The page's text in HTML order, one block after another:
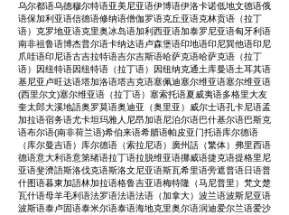
乌尔都语乌德穆尔特语亚美尼亚语伊博语伊洛卡诺低地文德语俄
语保加利亚语信德语修纳语僧伽罗语克丘亚语克林贡语（拉丁
语）克罗地亚语克里奥冰岛语加利西亚语加泰罗尼亚语匈牙利语
南非祖鲁语博杰普尔语卡纳达语卢森堡语印地语印尼巽他语印尼
爪哇语印尼语古吉拉特语吉尔吉斯语哈萨克语哈萨克语（拉丁
语）因纽特语因纽特语（拉丁语）因纽纳克通土库曼语土耳其语
基尼亚卢旺达语塔加洛语塔吉克语塞佩迪塞尔维亚语塞尔维亚语
(西里尔文)塞尔维亚语（拉丁语）塞索托语夏威夷语多格里大友
奎太郎大溪地語奥罗莫语奥迪亚（奥里亚）威尔士语孔卡尼语孟
加拉语宿务语尤卡坦玛雅人尼昂加语尼泊尔语巴什基尔语巴斯克
语布尔语(南非荷兰语)希伯来语希腊语帕皮亚门托语库尔德语
（库尔曼吉语）库尔德语（索拉尼语）廣州話（繁体）弗里西语
德语意大利语意第绪语拉丁语拉脱维亚语挪威语捷克语提格里尼
亚语斐濟語斯洛伐克语斯洛文尼亚语斯瓦希里语旁遮普语日语普
什图语暮東加語林加拉语格鲁吉亚语梅特隆（马尼普里）梵文楚
瓦什语母羊毛利语法罗语法语法语（加拿大）波兰语波斯尼亚语
波斯语泰卢固语泰米尔语泰语海地克里奥尔语润迪爱尔兰语爱沙